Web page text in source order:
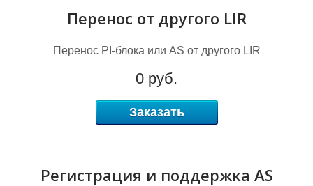
Перенос от другого LIR
Перенос PI-блока или AS от другого LIR
0 руб.
Заказать
Регистрация и поддержка AS